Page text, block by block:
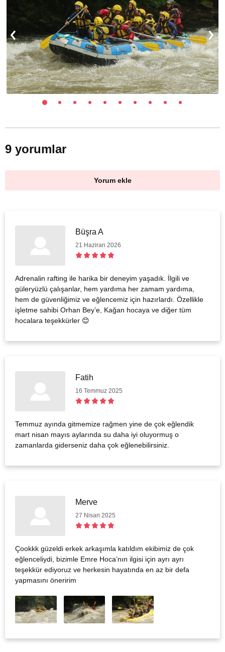
9 yorumlar
Yorum ekle
Büşra A
21 Haziran 2026
Adrenalin rafting ile harika bir deneyim yaşadık. İlgili ve
güleryüzlü çalışanlar, hem yardıma her zamam yardıma,
hem de güvenliğimiz ve eğlencemiz için hazırlardı. Özellikle
işletme sahibi Orhan Bey’e, Kağan hocaya ve diğer tüm
hocalara teşekkürler 😊
Fatih
16 Temmuz 2025
Temmuz ayında gitmemize rağmen yine de çok eğlendik
mart nisan mayıs aylarında su daha iyi oluyormuş o
zamanlarda giderseniz daha çok eğlenebilirsiniz.
Merve
27 Nisan 2025
Çookkk güzeldi erkek arkaşımla katıldım ekibimiz de çok
eğlenceliydi, bizimle Emre Hoca’nın ilgisi için ayrı ayrı
teşekkür ediyoruz ve herkesin hayatında en az bir defa
yapmasını öneririm